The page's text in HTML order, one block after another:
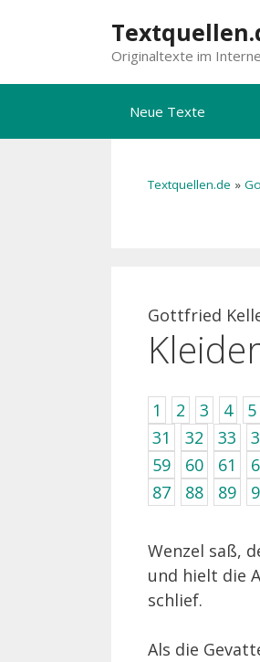
Originaltexte im
Neue Texte
Textquellen.de »
Gottfried
1 2 3 4 5
31
32 33
59
60 61
87
88 89
Wenzel saß,
und hielt die
schlief.
Als die